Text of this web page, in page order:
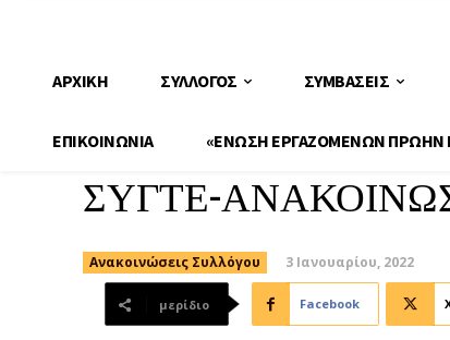
ΑΡΧΙΚΉ ΣΎΛΛΟΓΟΣ ΣΥΜΒΆΣΕΙΣ
ΕΠΙΚΟΙΝΩΝΊΑ «ΕΝΩΣΗ ΕΡΓΑΖΟΜΕΝΩΝ ΠΡΩΗΝ
ΣΥΓΤΕ-
Ανακοινώσεις Συλλόγου 3 Ιανουαρίου, 2022
μερίδιο Facebook